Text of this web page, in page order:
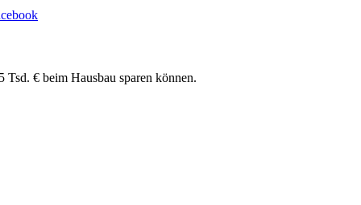
€ beim Hausbau sparen können.